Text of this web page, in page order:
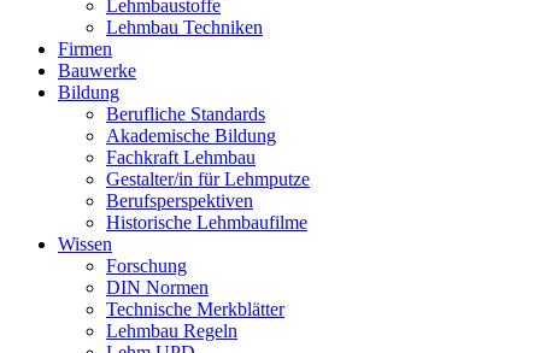
Lehmbaustoffe
Lehmbau Techniken
Firmen
Bauwerke
Bildung
Berufliche Standards
Akademische Bildung
Fachkraft Lehmbau
Gestalter/in für Lehmputze
Berufsperspektiven
Historische Lehmbaufilme
Wissen
Forschung
DIN Normen
Technische Merkblätter
Lehmbau Regeln